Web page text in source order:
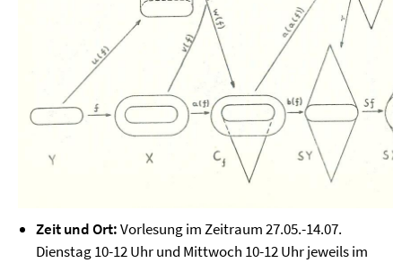
Zeit und Ort:Vorlesung im Zeitraum 27.05.-14.07.
Dienstag 10-12 Uhr und Mittwoch 10-12 Uhr jeweils im